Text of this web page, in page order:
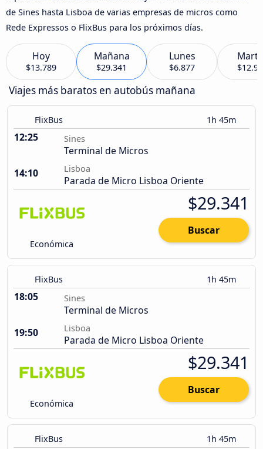
de Sines hasta Lisboa de varias empresas de micros como
Rede Expressos o FlixBus para los próximos días.
Hoy
$13.789
Mañana
$29.341
Lunes
$6.877
Viajes más baratos en autobús mañana
FlixBus 1h 45m
12:25 Sines
Terminal de Micros
14:10
Lisboa
Parada de Micro Lisboa Oriente
Económica
$29.341
Buscar
FlixBus 1h 45m
18:05 Sines
Terminal de Micros
19:50
Lisboa
Parada de Micro Lisboa Oriente
Económica
$29.341
Buscar
FlixBus 1h 45m